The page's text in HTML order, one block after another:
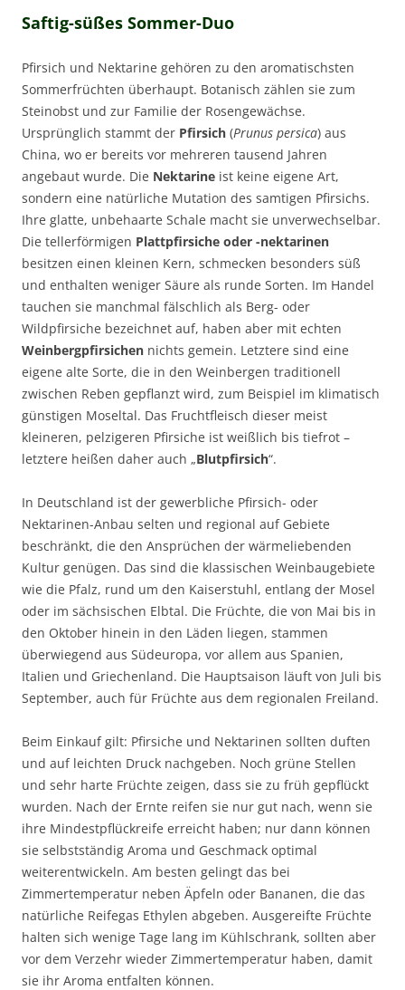
Saftig-süßes Sommer-Duo
Pfirsich und Nektarine gehören zu den aromatischsten
Sommerfrüchten überhaupt. Botanisch zählen sie zum
Steinobst und zur Familie der Rosengewächse.
Ursprünglich stammt der Pfirsich (Prunus persica) aus
China, wo er bereits vor mehreren tausend Jahren
angebaut wurde. Die Nektarine ist keine eigene Art,
sondern eine natürliche Mutation des samtigen Pfirsichs.
Ihre glatte, unbehaarte Schale macht sie unverwechselbar.
Die tellerförmigen Plattpfirsiche oder -nektarinen
besitzen einen kleinen Kern, schmecken besonders süß
und enthalten weniger Säure als runde Sorten. Im Handel
tauchen sie manchmal fälschlich als Berg- oder
Wildpfirsiche bezeichnet auf, haben aber mit echten
Weinbergpfirsichen nichts gemein. Letztere sind eine
eigene alte Sorte, die in den Weinbergen traditionell
zwischen Reben gepflanzt wird, zum Beispiel im klimatisch
günstigen Moseltal. Das Fruchtfleisch dieser meist
kleineren, pelzigeren Pfirsiche ist weißlich bis tiefrot –
letztere heißen daher auch „Blutpfirsich“.
In Deutschland ist der gewerbliche Pfirsich- oder
Nektarinen-Anbau selten und regional auf Gebiete
beschränkt, die den Ansprüchen der wärmeliebenden
Kultur genügen. Das sind die klassischen Weinbaugebiete
wie die Pfalz, rund um den Kaiserstuhl, entlang der Mosel
oder im sächsischen Elbtal. Die Früchte, die von Mai bis in
den Oktober hinein in den Läden liegen, stammen
überwiegend aus Südeuropa, vor allem aus Spanien,
Italien und Griechenland. Die Hauptsaison läuft von Juli bis
September, auch für Früchte aus dem regionalen Freiland.
Beim Einkauf gilt: Pfirsiche und Nektarinen sollten duften
und auf leichten Druck nachgeben. Noch grüne Stellen
und sehr harte Früchte zeigen, dass sie zu früh gepflückt
wurden. Nach der Ernte reifen sie nur gut nach, wenn sie
ihre Mindestpflückreife erreicht haben; nur dann können
sie selbstständig Aroma und Geschmack optimal
weiterentwickeln. Am besten gelingt das bei
Zimmertemperatur neben Äpfeln oder Bananen, die das
natürliche Reifegas Ethylen abgeben. Ausgereifte Früchte
halten sich wenige Tage lang im Kühlschrank, sollten aber
vor dem Verzehr wieder Zimmertemperatur haben, damit
sie ihr Aroma entfalten können.